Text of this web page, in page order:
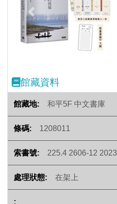
Previous
館藏資料
和平5F 中文書庫
1208011
225.4 2606-12 2023
在架上